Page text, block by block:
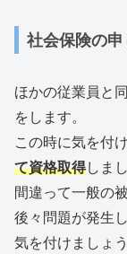
社会保険の申
ほかの従業員と
をします。
この時に気を付
て資格取得しま
間違って一般の
後々問題が発生
気を付けましょう